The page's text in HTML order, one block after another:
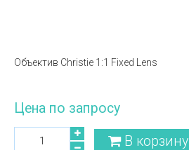
Объектив Christie 1:1 Fixed Lens
Цена по запросу
В корзину